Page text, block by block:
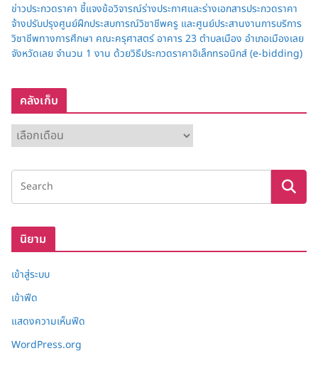
ข่าวประกวดราคา ชี้แจงข้อวิจารณ์ร่างประกาศและร่างเอกสารประกวดราคา
จ้างปรับปรุงศูนย์ฝึกประสบการณ์วิชาชีพครู และศูนย์ประสานงานการบริการ
วิชาชีพทางการศึกษา คณะครุศาสตร์ อาคาร 23 ตำบลเมือง อำเภอเมืองเลย
จังหวัดเลย จำนวน 1 งาน ด้วยวิธีประกวดราคาอิเล็กทรอนิกส์ (e-bidding)
คลังเก็บ
ลั
ง
ก็
นิยาม
เข้าสู่ระบบ
เข้าฟีด
แสดงความเห็นฟีด
WordPress.org